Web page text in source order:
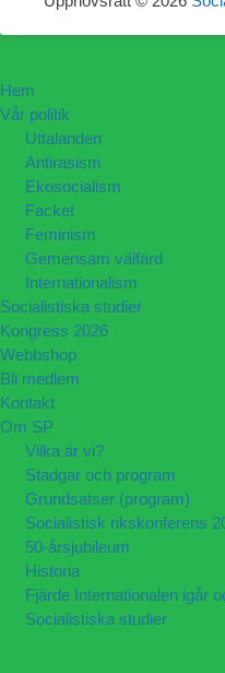
Hem
Vår politik
Uttalanden
Antirasism
Ekosocialism
Facket
Feminism
Gemensam välfärd
Internationalism
Socialistiska studier
Kongress 2026
Webbshop
Bli medlem
Kontakt
Om SP
Vilka är vi?
Stadgar och program
Grundsatser (program)
Socialistisk rikskonferens
50-årsjubileum
Historia
Fjärde Internationalen igår
Socialistiska studier